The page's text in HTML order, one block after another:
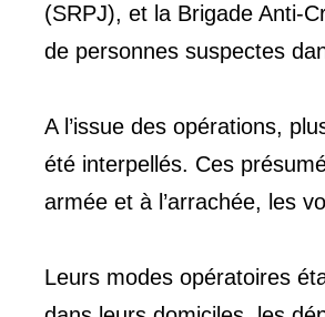
(SRPJ), et la Brigade Anti-
de personnes suspectes
A l’issue des opérations,
été interpellés. Ces
armée et à l’arrachée, les
Leurs modes opératoires